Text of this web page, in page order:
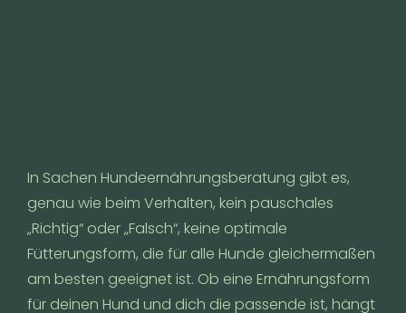
In Sachen Hundeernährungsberatung gibt es,
genau wie beim Verhalten, kein pauschales
„Richtig“ oder „Falsch“, keine optimale
Fütterungsform, die für alle Hunde gleichermaßen
am besten geeignet ist. Ob eine Ernährungsform
für deinen Hund und dich die passende ist, hängt